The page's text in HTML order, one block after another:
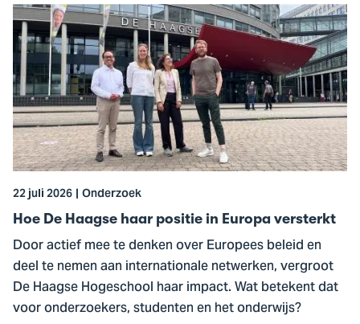
Ga
naar
Hoe
De
Haagse
haar
positie
in
Europa
versterkt
22 juli 2026 Onderzoek
Hoe De Haagse haar positie in Europa versterkt
Door actief mee te denken over Europees beleid en
deel te nemen aan internationale netwerken, vergroot
De Haagse Hogeschool haar impact. Wat betekent dat
voor onderzoekers, studenten en het onderwijs?